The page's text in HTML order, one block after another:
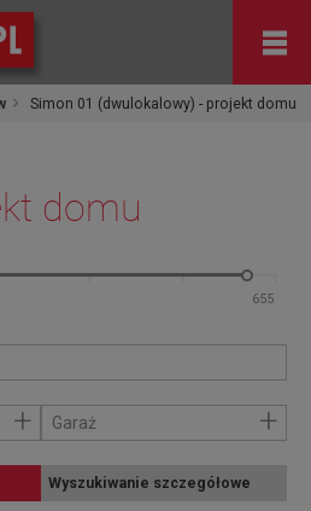
Simon 01 (dwulokalowy) - projekt domu
domu
+ Garaż +
Wyszukiwanie szczegółowe